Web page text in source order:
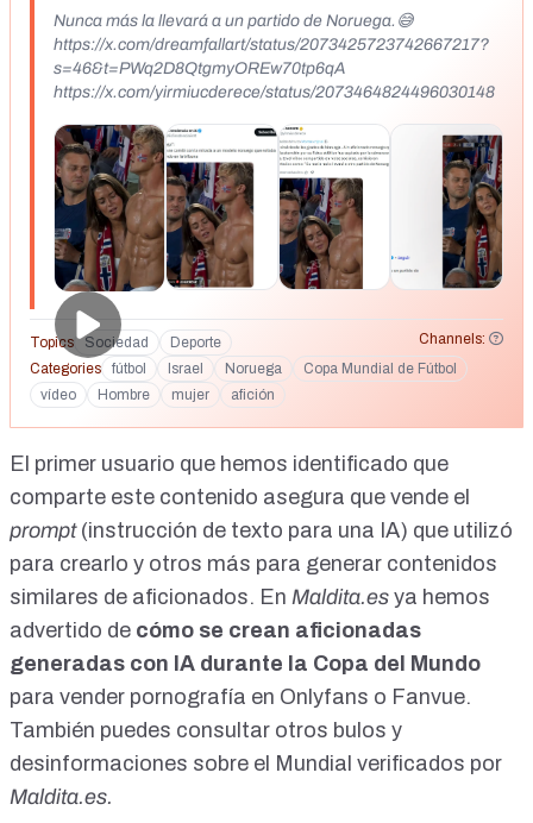
Nunca más la llevará a un partido de Noruega.😅
https://x.com/dreamfallart/status/2073425723742667217?
s=46&t=PWq2D8QtgmyOREw70tp6qA
https://x.com/yirmiucderece/status/2073464824496030148
Topics Sociedad Deporte
Channels:
Categories
fútbol Israel Noruega
Copa Mundial de Fútbol
vídeo
Hombre mujer afición
El primer usuario que hemos identificado que
comparte este contenido asegura que vende el
prompt(instrucción de texto para una IA) que utilizó
para crearlo y otros más para generar contenidos
similares de aficionados. En Maldita.es ya hemos
advertido de cómo se crean aficionadas
generadas con IA durante la Copa del Mundo
para vender pornografía en Onlyfans o Fanvue.
También puedes consultar otros bulos y
desinformaciones sobre el Mundial verificados por
Maldita.es.